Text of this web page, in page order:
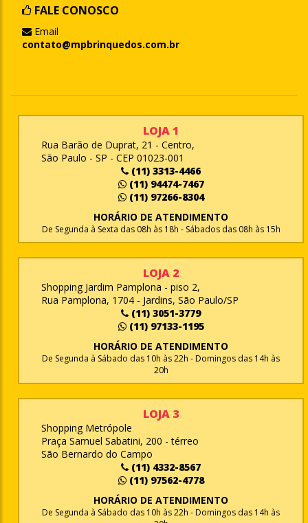
FALE CONOSCO
Email
contato@mpbrinquedos.com.br
LOJA 1
Rua Barão de Duprat, 21 - Centro,
São Paulo - SP - CEP 01023-001
(11) 3313-4466
(11) 94474-7467
(11) 97266-8304
HORÁRIO DE ATENDIMENTO
De Segunda à Sexta das 08h às 18h - Sábados das 08h às 15h
LOJA 2
Shopping Jardim Pamplona - piso 2,
Rua Pamplona, 1704 - Jardins, São Paulo/SP
(11) 3051-3779
(11) 97133-1195
HORÁRIO DE ATENDIMENTO
De Segunda à Sábado das 10h às 22h - Domingos das 14h às
20h
LOJA 3
Shopping Metrópole
Praça Samuel Sabatini, 200 - térreo
São Bernardo do Campo
(11) 4332-8567
(11) 97562-4778
HORÁRIO DE ATENDIMENTO
De Segunda à Sábado das 10h às 22h - Domingos das 14h às